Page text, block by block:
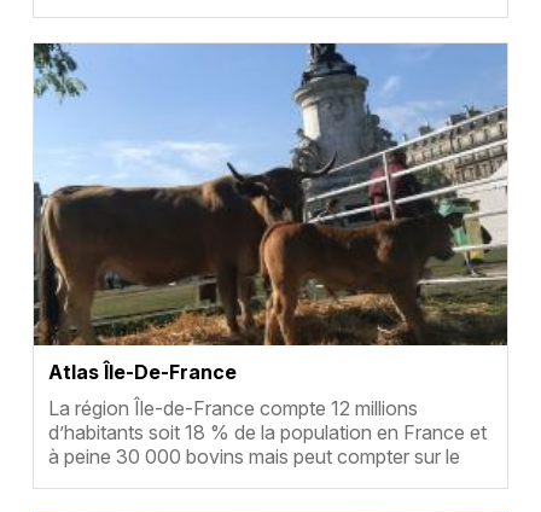
Vignette
Atlas Île-De-France
Résumé
La région Île-de-France compte 12 millions
d’habitants soit 18 % de la population en France et
à peine 30 000 bovins mais peut compter sur le